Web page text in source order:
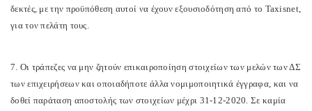
δεκτές, με την προϋπόθεση αυτοί να έχουν εξουσιοδότηση από το Taxisnet,
για τον πελάτη τους.
7. Οι τράπεζες να μην ζητούν επικαιροποίηση στοιχείων των μελών των ΔΣ
των επιχειρήσεων και οποιαδήποτε άλλα νομιμοποιητικά έγγραφα, και να
δοθεί παράταση αποστολής των στοιχείων μέχρι 31-12-2020. Σε καμία